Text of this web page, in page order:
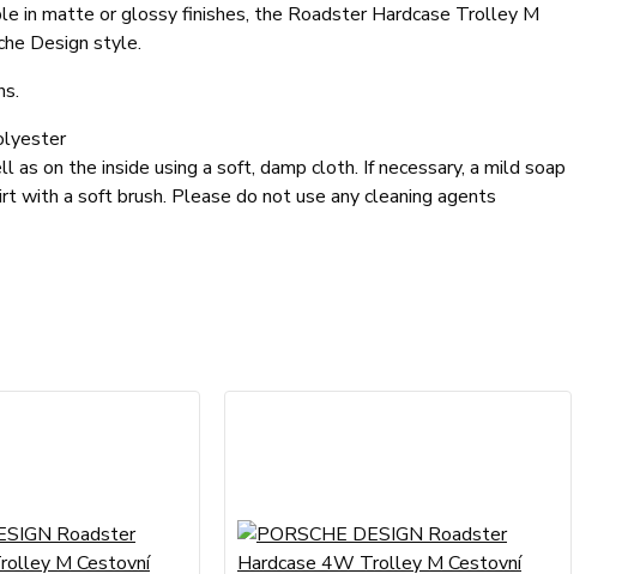
in matte or glossy finishes, the Roadster Hardcase Trolley M
Design style.
on the inside using a soft, damp cloth. If necessary, a mild soap
with a soft brush. Please do not use any cleaning agents